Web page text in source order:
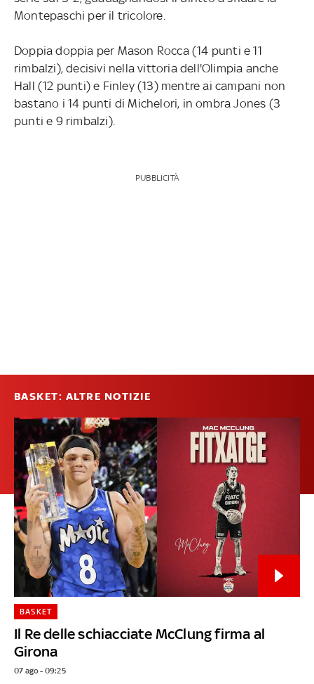
Montepaschi per il tricolore.
Doppia doppia per Mason Rocca (14 punti e 11
rimbalzi), decisivi nella vittoria dell'Olimpia anche
Hall (12 punti) e Finley (13) mentre ai campani non
bastano i 14 punti di Michelori, in ombra Jones (3
punti e 9 rimbalzi).
PUBBLICITÀ
BASKET: ALTRE NOTIZIE
Il Re delle schiacciate McClung firma al
Girona
BASKET
07 ago - 09:25